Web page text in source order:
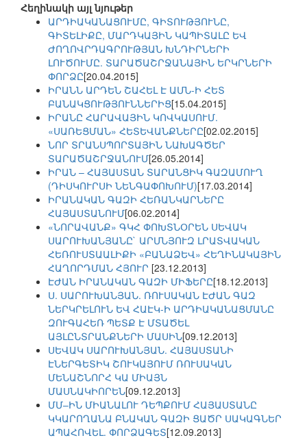
Հեղինակի այլ նյութեր
ԱՐԴԻԱԿԱՆԱՑՈՒՄԸ, ԳԻՏՈՒԹՅՈՒՆԸ,
ԳԻՏԵԼԻՔԸ, ՄԱՐԴԿԱՅԻՆ ԿԱՊԻՏԱԼԸ ԵՎ
ԺՈՂՈՎՐԴԱԳՐՈՒԹՅԱՆ ԽՆԴԻՐՆԵՐԻ
ԼՈՒԾՈՒՄԸ. ՏԱՐԱԾԱՇՐՋԱՆԱՅԻՆ ԵՐԿՐՆԵՐԻ
ՓՈՐՁԸ[20.04.2015]
ԻՐԱՆՆ ԱՐԴԵՆ ՇԱՀԵԼ Է ԱՄՆ-Ի ՀԵՏ
ԲԱՆԱԿՑՈՒԹՅՈՒՆՆԵՐԻՑ[15.04.2015]
ԻՐԱՆԸ ՀԱՐԱՎԱՅԻՆ ԿՈՎԿԱՍՈՒՄ.
«ՍԱՌԵՑՄԱՆ» ՀԵՏԵՎԱՆՔՆԵՐԸ[02.02.2015]
ՆՈՐ ՏՐԱՆՍՊՈՐՏԱՅԻՆ ՆԱԽԱԳԾԵՐ
ՏԱՐԱԾԱՇՐՋԱՆՈՒՄ[26.05.2014]
ԻՐԱՆ – ՀԱՅԱՍՏԱՆ ՏԱՐԱՆՑԻԿ ԳԱԶԱՄՈՒՂ
(ԴԻՍԿՈՒՐՍԻ ՆԵՆԳԱՓՈԽՈՒՄ)[17.03.2014]
ԻՐԱՆԱԿԱՆ ԳԱԶԻ ՀԵՌԱՆԿԱՐՆԵՐԸ
ՀԱՅԱՍՏԱՆՈՒՄ[06.02.2014]
«ՆՈՐԱՎԱՆՔ» ԳԿՀ ՓՈԽՏՆՕՐԵՆ ՍԵՎԱԿ
ՍԱՐՈՒԽԱՆՅԱՆԸ` ԱՐՄՆՅՈՒԶ ԼՐԱՏՎԱԿԱՆ
ՀԵՌՈՒՍՏԱԱԼԻՔԻ «ԲԱՆԱՁԵՎ» ՀԵՂԻՆԱԿԱՅԻՆ
ՀԱՂՈՐԴՄԱՆ ՀՅՈՒՐ [23.12.2013]
ԷԺԱՆ ԻՐԱՆԱԿԱՆ ԳԱԶԻ ՄԻՖԵՐԸ[18.12.2013]
Ս. ՍԱՐՈՒԽԱՆՅԱՆ. ՌՈՒՍԱԿԱՆ ԷԺԱՆ ԳԱԶ
ՆԵՐԿՐԵԼՈՒՆ ԵՎ ՀԱԷԿ-Ի ԱՐԴԻԱԿԱՆԱՑՄԱՆԸ
ԶՈՒԳԱՀԵՌ ՊԵՏՔ Է ՄՏԱԾԵԼ
ԱՅԼԸՆՏՐԱՆՔՆԵՐԻ ՄԱՍԻՆ[09.12.2013]
ՍԵՎԱԿ ՍԱՐՈՒԽԱՆՅԱՆ. ՀԱՅԱՍՏԱՆԻ
ԷՆԵՐԳԵՏԻԿ ՇՈՒԿԱՅՈՒՄ ՌՈՒՍԱԿԱՆ
ՄԵՆԱՇՆՈՐՀ ԿԱ ՄԻԱՅՆ
ՄԱՍՆԱԿԻՈՐԵՆ[09.12.2013]
ՄՄ–ԻՆ ՄԻԱՆԱԼՈՒ ԴԵՊՔՈՒՄ ՀԱՅԱՍՏԱՆԸ
ԿԿԱՐՈՂԱՆԱ ԲՆԱԿԱՆ ԳԱԶԻ ՑԱԾՐ ՍԱԿԱԳՆԵՐ
ԱՊԱՀՈՎԵԼ. ՓՈՐՁԱԳԵՏ[12.09.2013]